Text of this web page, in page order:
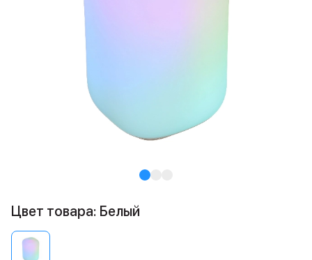
Цвет товара: Белый